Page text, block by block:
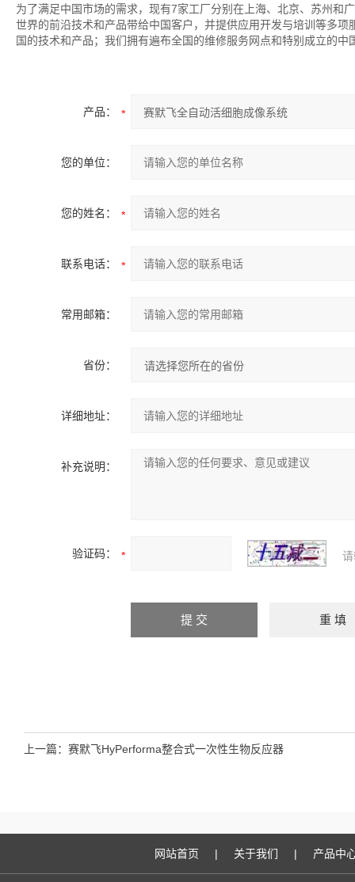
为了满足中国市场的需求，现有7家工厂分别在上海、北京、苏州和
世界的前沿技术和产品带给中国客户，并提供应用开发与培训等多
国的技术和产品；我们拥有遍布全国的维修服务网点和特别成立的
产品：
您的单位：
您的姓名：
联系电话：
常用邮箱：
省份：
详细地址：
补充说明：
验证码：
上一篇： 赛默飞HyPerforma整合式一次性生物反应器
网站首页 | 关于我们 | 产品中